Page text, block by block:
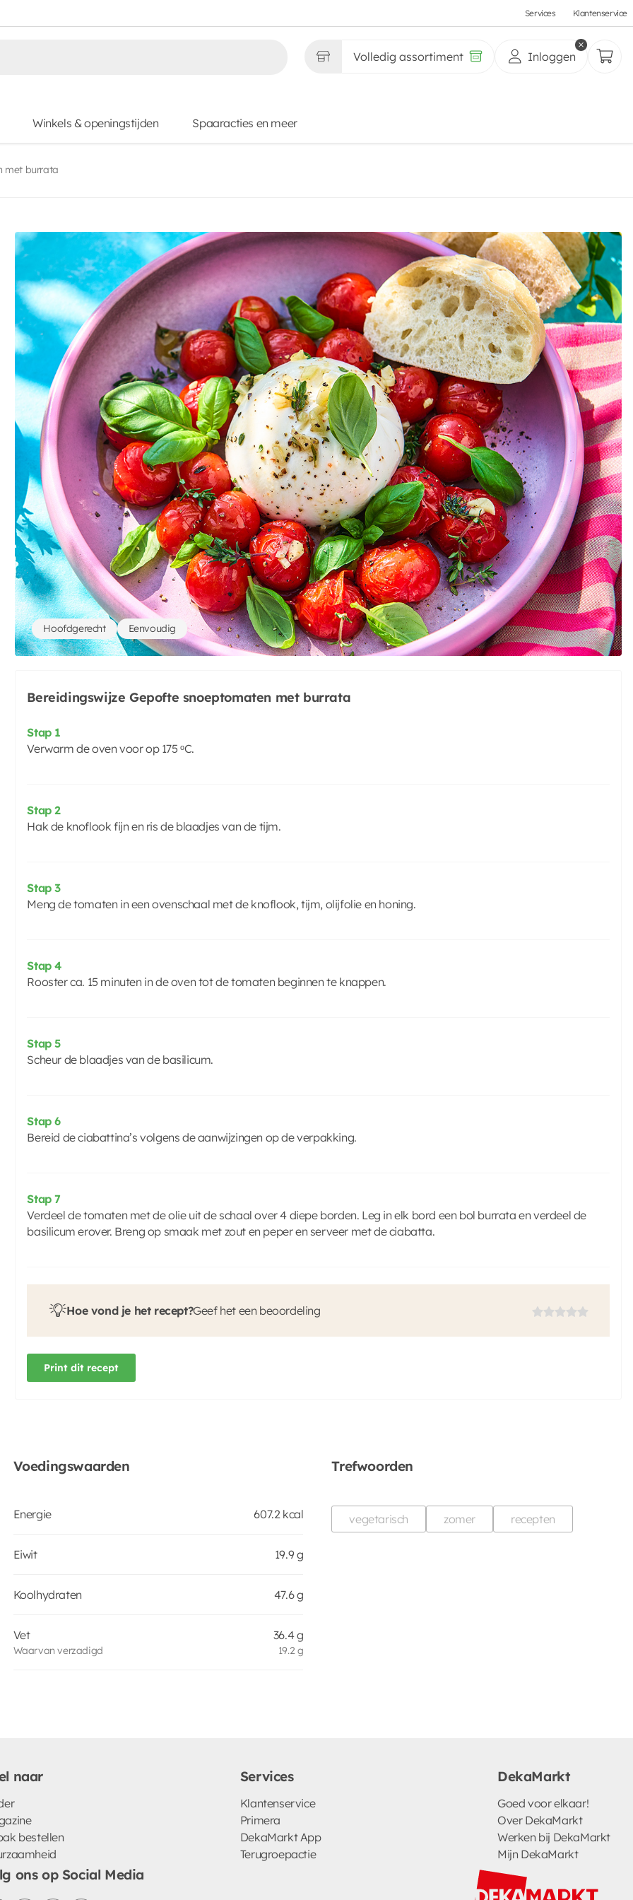
Services Klantenservice
Volledig assortiment Inloggen
Winkels & openingstijden Spaaracties en meer
met burrata
Hoofdgerecht Eenvoudig
Bereidingswijze Gepofte snoeptomaten met burrata
Stap 1
Verwarm de oven voor op 175 ᵒC.
Stap 2
Hak de knoflook fijn en ris de blaadjes van de tijm.
Stap 3
Meng de tomaten in een ovenschaal met de knoflook, tijm, olijfolie en honing.
Stap 4
Rooster ca. 15 minuten in de oven tot de tomaten beginnen te knappen.
Stap 5
Scheur de blaadjes van de basilicum.
Stap 6
Bereid de ciabattina’s volgens de aanwijzingen op de verpakking.
Stap 7
Verdeel de tomaten met de olie uit de schaal over 4 diepe borden. Leg in elk bord een bol burrata en verdeel de
basilicum erover. Breng op smaak met zout en peper en serveer met de ciabatta.
Hoe vond je het recept?Geef het een beoordeling
Print dit recept
Voedingswaarden
Energie 607.2 kcal
Eiwit 19.9 g
Koolhydraten 47.6 g
Vet 36.4 g
Waarvan verzadigd 19.2 g
Trefwoorden
vegetarisch zomer recepten
naar
bestellen
Services
Klantenservice
Primera
DekaMarkt App
Terugroepactie
DekaMarkt
Goed voor elkaar!
Over DekaMarkt
Werken bij DekaMarkt
Mijn DekaMarkt
ons op Social Media